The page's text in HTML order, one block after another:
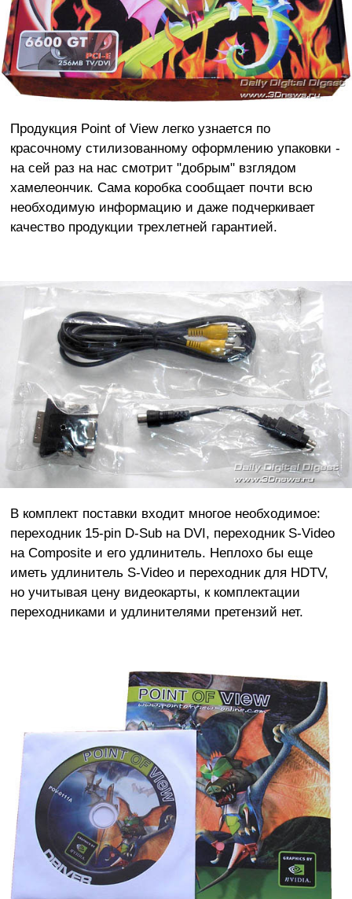
Продукция Point of View легко узнается по
красочному стилизованному оформлению упаковки -
на сей раз на нас смотрит "добрым" взглядом
хамелеончик. Сама коробка сообщает почти всю
необходимую информацию и даже подчеркивает
качество продукции трехлетней гарантией.
В комплект поставки входит многое необходимое:
переходник 15-pin D-Sub на DVI, переходник S-Video
на Composite и его удлинитель. Неплохо бы еще
иметь удлинитель S-Video и переходник для HDTV,
но учитывая цену видеокарты, к комплектации
переходниками и удлинителями претензий нет.